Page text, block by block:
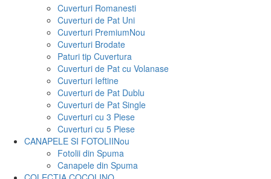
Cuverturi Romanesti
Cuverturi de Pat Uni
Cuverturi PremiumNou
Cuverturi Brodate
Paturi tip Cuvertura
Cuverturi de Pat cu Volanase
Cuverturi Ieftine
Cuverturi de Pat Dublu
Cuverturi de Pat Single
Cuverturi cu 3 Piese
Cuverturi cu 5 Piese
CANAPELE SI FOTOLIINou
Fotolii din Spuma
Canapele din Spuma